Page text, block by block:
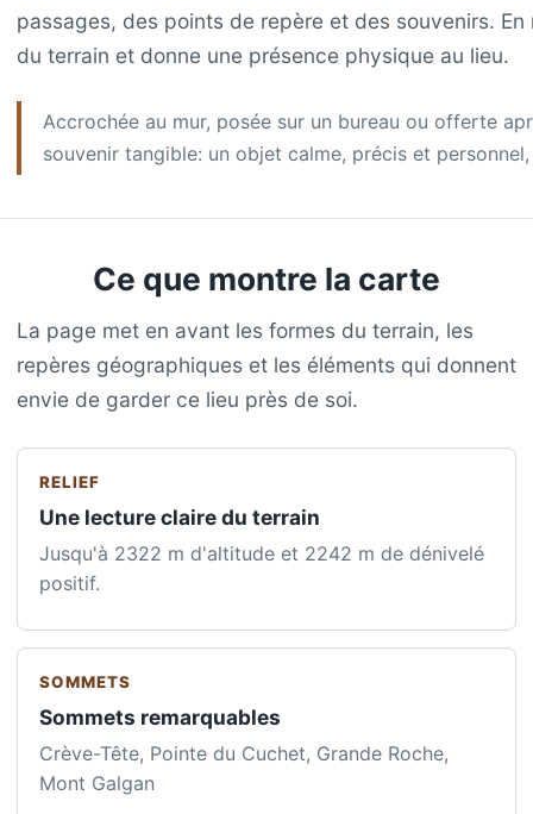
passages, des points de repère et des souvenirs.
du terrain et donne une présence physique au lieu.
Accrochée au mur, posée sur un bureau ou offerte
souvenir tangible: un objet calme, précis et
Ce que montre la carte
La page met en avant les formes du terrain, les
repères géographiques et les éléments qui donnent
envie de garder ce lieu près de soi.
RELIEF
Une lecture claire du terrain
Jusqu'à 2322 m d'altitude et 2242 m de dénivelé
positif.
SOMMETS
Sommets remarquables
Crève-Tête, Pointe du Cuchet, Grande Roche,
Mont Galgan